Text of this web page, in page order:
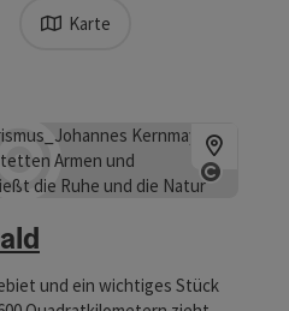
Karte
und ein wichtiges Stück